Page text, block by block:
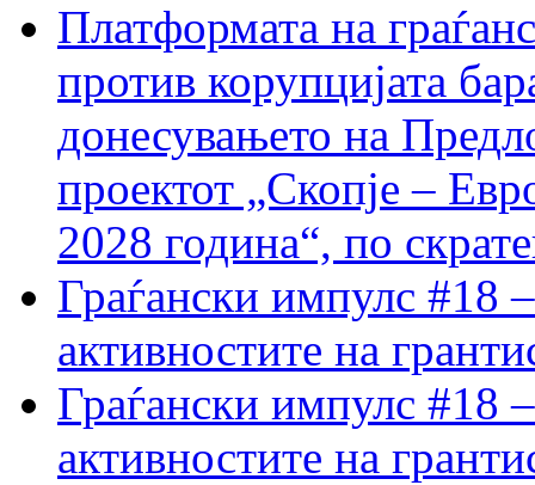
Платформата на
против корупцијата
донесувањето на
проектот „Скопје –
2028 година“, по
Граѓански импулс #18
активностите на
Граѓански импулс #18
активностите на